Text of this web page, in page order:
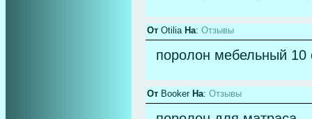
От Otilia На: Отзывы
поролон мебельный 10
От Booker На: Отзывы